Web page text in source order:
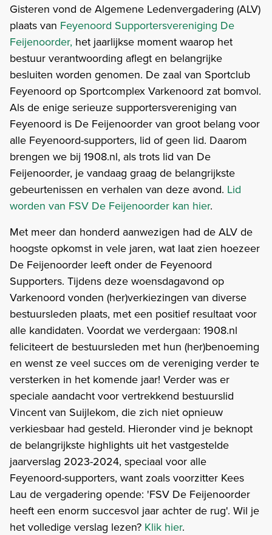
Gisteren vond de Algemene Ledenvergadering (ALV)
plaats van Feyenoord Supportersvereniging De
Feijenoorder, het jaarlijkse moment waarop het
bestuur verantwoording aflegt en belangrijke
besluiten worden genomen. De zaal van Sportclub
Feyenoord op Sportcomplex Varkenoord zat bomvol.
Als de enige serieuze supportersvereniging van
Feyenoord is De Feijenoorder van groot belang voor
alle Feyenoord-supporters, lid of geen lid. Daarom
brengen we bij 1908.nl, als trots lid van De
Feijenoorder, je vandaag graag de belangrijkste
gebeurtenissen en verhalen van deze avond. Lid
worden van FSV De Feijenoorder kan hier.
Met meer dan honderd aanwezigen had de ALV de
hoogste opkomst in vele jaren, wat laat zien hoezeer
De Feijenoorder leeft onder de Feyenoord
Supporters. Tijdens deze woensdagavond op
Varkenoord vonden (her)verkiezingen van diverse
bestuursleden plaats, met een positief resultaat voor
alle kandidaten. Voordat we verdergaan: 1908.nl
feliciteert de bestuursleden met hun (her)benoeming
en wenst ze veel succes om de vereniging verder te
versterken in het komende jaar! Verder was er
speciale aandacht voor vertrekkend bestuurslid
Vincent van Suijlekom, die zich niet opnieuw
verkiesbaar had gesteld. Hieronder vind je beknopt
de belangrijkste highlights uit het vastgestelde
jaarverslag 2023-2024, speciaal voor alle
Feyenoord-supporters, want zoals voorzitter Kees
Lau de vergadering opende: 'FSV De Feijenoorder
heeft een enorm succesvol jaar achter de rug'. Wil je
het volledige verslag lezen? Klik hier.